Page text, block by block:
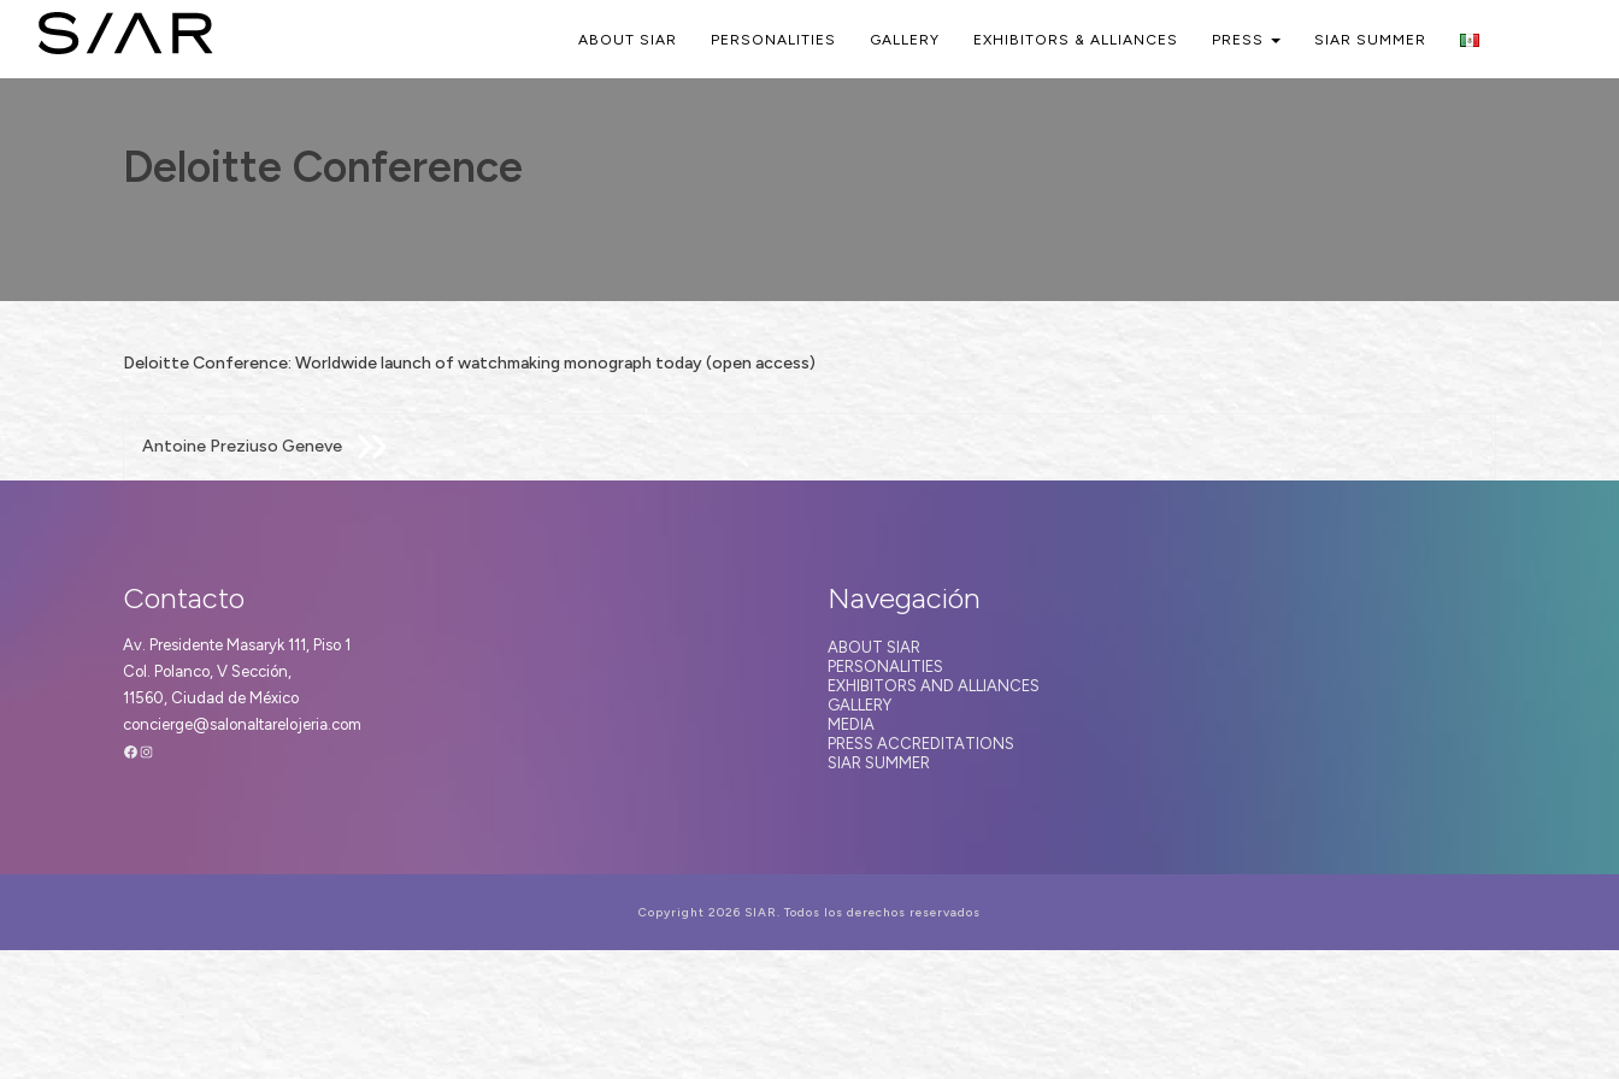
ABOUT SIAR PERSONALITIES GALLERY EXHIBITORS & ALLIANCES PRESS SIAR SUMMER
Deloitte Conference
Deloitte Conference: Worldwide launch of watchmaking monograph today (open access)
Post
navigation
Antoine Preziuso Geneve
Contacto
Av. Presidente Masaryk 111, Piso 1
Col. Polanco, V Sección,
11560, Ciudad de México
concierge@salonaltarelojeria.com
Facebook
Instagram
Navegación
ABOUT SIAR
PERSONALITIES
EXHIBITORS AND ALLIANCES
GALLERY
MEDIA
PRESS ACCREDITATIONS
SIAR SUMMER
Copyright 2026 SIAR. Todos los derechos reservados